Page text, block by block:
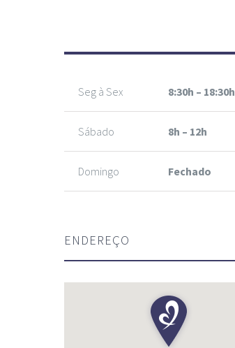
Seg à Sex 8:30h – 18:30h
Sábado 8h – 12h
Domingo Fechado
ENDEREÇO